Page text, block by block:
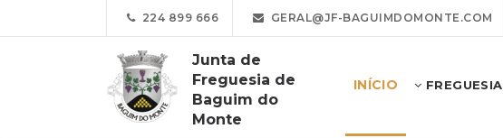
224 899 666 GERAL@JF-BAGUIMDOMONTE.COM
Junta de
Freguesia de
Baguim do
Monte
INÍCIO FREGUESIA